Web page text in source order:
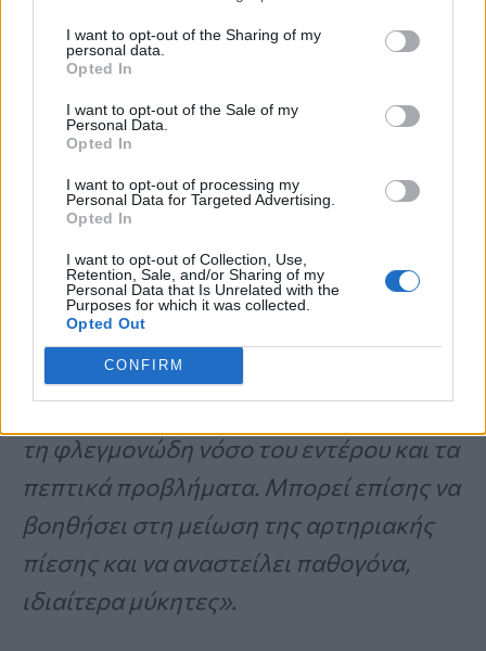
I want to opt-out of the Sharing of my
personal data.
Opted In
I want to opt-out of the Sale of my
Personal Data.
Opted In
I want to opt-out of processing my
Personal Data for Targeted Advertising.
Opted In
I want to opt-out of Collection, Use,
Retention, Sale, and/or Sharing of my
Personal Data that Is Unrelated with the
Purposes for which it was collected.
Opted Out
CONFIRM
είναι μέσωεξετάσεων αίματος.
Μπορείτε να μειώσετε τα επίπεδα
χοληστερόλης σας υιοθετώντας μια πιο
υγιεινήδιατ
άσκησηκαι, σε ορισμένες περιπτώσεις,
παίρνοντας φάρμακα.
Ο γιατρός πρόσθεσε:«Ο κουρκουμάς
έχει αποδειχθεί ότι είναι εξίσου
αποτελεσματικός με τα
αντιφλεγμονώδη φάρμακα, ιδιαίτερα για
τη φλεγμονώδη νόσο του εντέρου και τα
πεπτικά προβλήματα. Μπορεί επίσης να
βοηθήσει στη μείωση της αρτηριακής
πίεσης και να αναστείλει παθογόνα,
ιδιαίτερα μύκητες».